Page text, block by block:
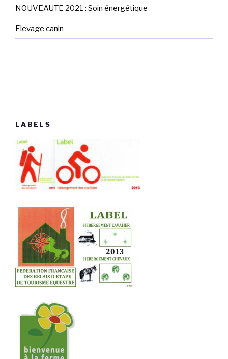
NOUVEAUTE 2021 : Soin énergétique
Elevage canin
LABELS